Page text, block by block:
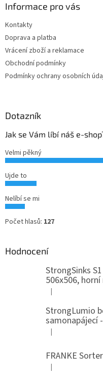
Informace pro vás
Kontakty
Doprava a platba
Vrácení zboží a reklamace
Obchodní podmínky
Podmínky ochrany osobních
Dotazník
Jak se Vám líbí náš e-
Velmi pěkný
Ujde to
Nelíbí se mi
Počet hlasů: 127
Hodnocení
StrongSinks
506x506,
Hodnocení
|
StrongLumio
samonapájecí
Hodnocení
|
FRANKE
Hodnocení
|